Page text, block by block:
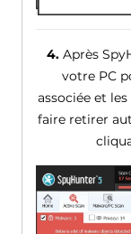
4.Après
votre PC
associée et
faire retirer